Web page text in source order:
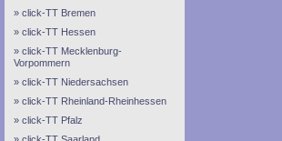
click-TT Bremen
click-TT Hessen
click-TT Mecklenburg-
Vorpommern
click-TT Niedersachsen
click-TT Rheinland-Rheinhessen
click-TT Pfalz